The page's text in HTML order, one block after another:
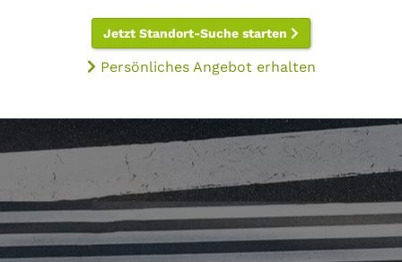
Jetzt Standort-Suche starten
Persönliches Angebot erhalten